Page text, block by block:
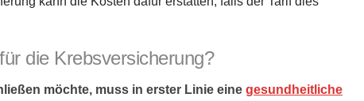
die Krebsversicherung?
möchte, muss in erster Linie eine gesundheitliche